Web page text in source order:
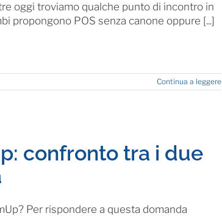
oggi troviamo qualche punto di incontro in
propongono POS senza canone oppure [...]
Continua a leggere
confronto tra i due
Per rispondere a questa domanda